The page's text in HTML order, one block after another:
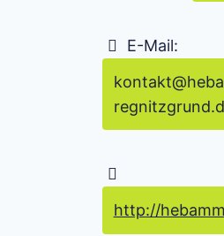
E-Mail:
kontakt@
http://